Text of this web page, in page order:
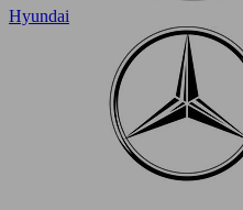
Hyundai